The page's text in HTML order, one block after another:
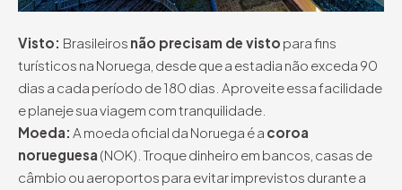
Visto: Brasileiros não precisam de visto para fins
turísticos na Noruega, desde que a estadia não exceda 90
dias a cada período de 180 dias. Aproveite essa facilidade
e planeje sua viagem com tranquilidade.
Moeda: A moeda oficial da Noruega é a coroa
norueguesa (NOK). Troque dinheiro em bancos, casas de
câmbio ou aeroportos para evitar imprevistos durante a